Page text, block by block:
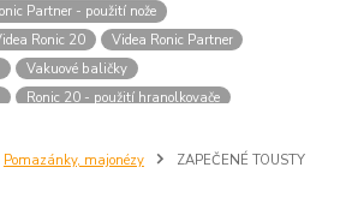
Partner - použití nože
Ronic 20
Videa Ronic Partner
Vakuové baličky
Ronic 20 - použití hranolkovače
Pomazánky, majonézy ZAPEČENÉ TOUSTY